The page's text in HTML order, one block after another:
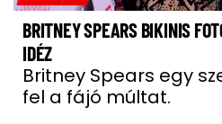
BRITNEY SPEARS BIKINIS
IDÉZ
Britney Spears egy
fel a fájó múltat.